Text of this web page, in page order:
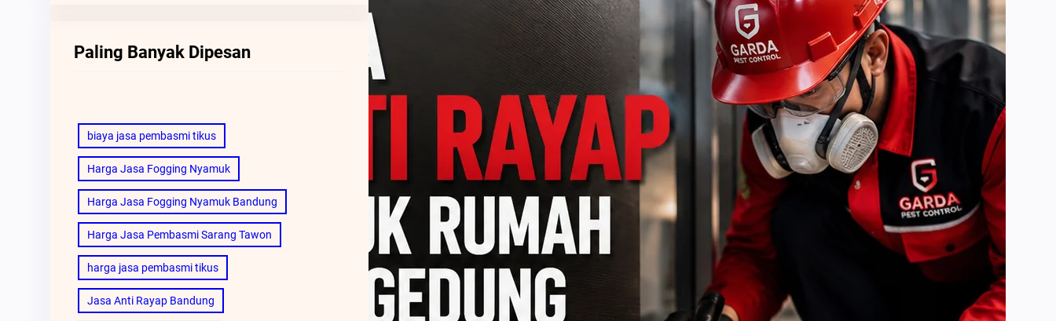
Paling Banyak Dipesan
biaya jasa pembasmi tikus
Harga Jasa Fogging Nyamuk
Harga Jasa Fogging Nyamuk Bandung
Harga Jasa Pembasmi Sarang Tawon
harga jasa pembasmi tikus
Jasa Anti Rayap Bandung